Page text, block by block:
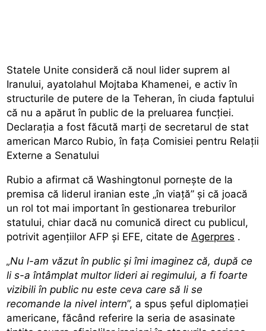
Statele Unite consideră că noul lider suprem al
Iranului, ayatolahul Mojtaba Khamenei, e activ în
structurile de putere de la Teheran, în ciuda faptului
că nu a apărut în public de la preluarea funcției.
Declarația a fost făcută marți de secretarul de stat
american Marco Rubio, în fața Comisiei pentru Relații
Externe a Senatului
Rubio a afirmat că Washingtonul pornește de la
premisa că liderul iranian este „în viață” și că joacă
un rol tot mai important în gestionarea treburilor
statului, chiar dacă nu comunică direct cu publicul,
potrivit agențiilor AFP și EFE, citate de Agerpres .
„Nu l-am văzut în public și îmi imaginez că, după ce
li s-a întâmplat multor lideri ai regimului, a fi foarte
vizibili în public nu este ceva care să li se
recomande la nivel intern”, a spus șeful diplomației
americane, făcând referire la seria de asasinate